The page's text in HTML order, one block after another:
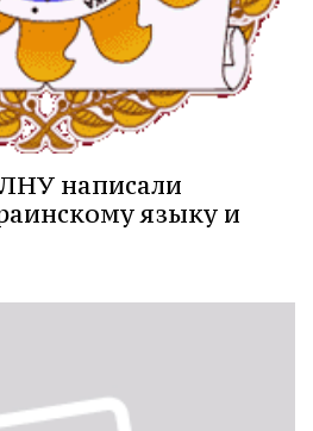
написали
языку и